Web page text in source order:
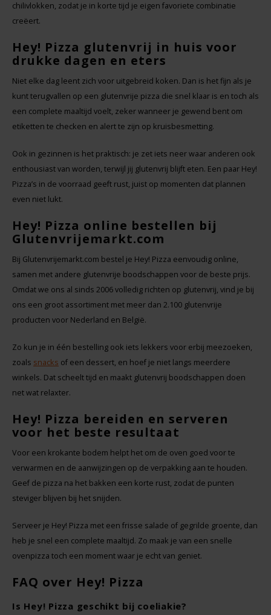
chilivlokken, zodat je in korte tijd je eigen favoriete combinatie
creëert.
Hey! Pizza glutenvrij in huis voor
drukke dagen en eters
Niet elke dag leent zich voor uitgebreid koken. Dan is het fijn als je
kunt terugvallen op een glutenvrije pizza die snel klaar is en toch als
een complete maaltijd voelt, zeker wanneer je gewend bent om
etiketten te checken en alert te zijn op kruisbesmetting.
Ook in gezinnen is het praktisch: je zet iets neer waar anderen ook
enthousiast van worden, terwijl jij glutenvrij blijft eten. Een paar Hey!
Pizza’s in de voorraad geeft rust, juist op momenten dat plannen
even niet lukt.
Hey! Pizza online bestellen bij
Glutenvrijemarkt.com
Bij Glutenvrijemarkt.com bestel je Hey! Pizza eenvoudig online,
samen met andere glutenvrije boodschappen voor de beste prijs.
Omdat we ons al sinds 2006 volledig richten op glutenvrij, vind je bij
ons een groot assortiment met meer dan 2.100 glutenvrije
producten voor Nederland en België.
Zo kun je in één bestelling ook iets lekkers voor erbij meezoeken,
zoals snacks of een dessert, en hoef je niet langs meerdere
winkels. Dat scheelt tijd en maakt glutenvrij boodschappen doen
net wat relaxter.
Hey! Pizza bereiden en serveren
voor het beste resultaat
Voor een krokante bodem helpt het om de oven goed voor te
verwarmen en de aanwijzingen op de verpakking aan te houden.
Geef de pizza na het bakken een korte rust, zodat de punten
steviger blijven bij het snijden.
Serveer je Hey! Pizza met een frisse salade of gegrilde groente, dan
heb je snel een complete maaltijd. Zo maak je van een snelle
ovenpizza toch een moment waar je echt van geniet.
FAQ over Hey! Pizza
Is Hey! Pizza geschikt bij coeliakie?